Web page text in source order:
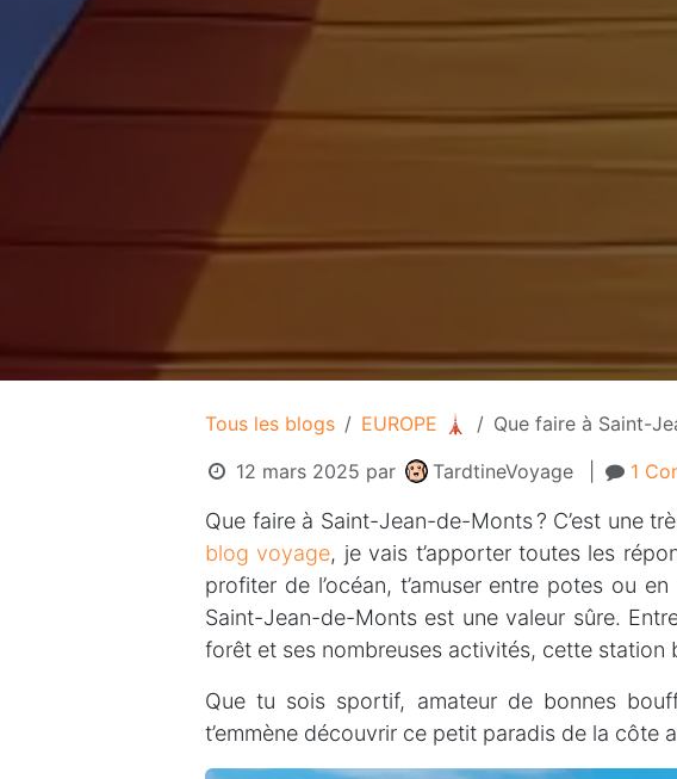
Tous les blogs EUROPE 🗼
Que faire à Saint-
12 mars 2025 par TardtineVoyage 1
Que faire à Saint-Jean-de-Monts ? C’est une
blog voyage, je vais t’apporter toutes les
profiter de l’océan, t’amuser entre potes ou
Saint-Jean-de-Monts est une valeur sûre.
forêt et ses nombreuses activités, cette station
Que tu sois sportif, amateur de bonnes
t’emmène découvrir ce petit paradis de la côte